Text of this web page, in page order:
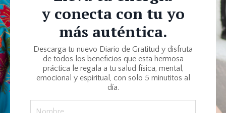
y conecta con tu yo
más auténtica.
Descarga tu nuevo Diario de Gratitud y disfruta
de todos los beneficios que esta hermosa
práctica le regala a tu salud física, mental,
emocional y espiritual, con solo 5 minutitos al
día.